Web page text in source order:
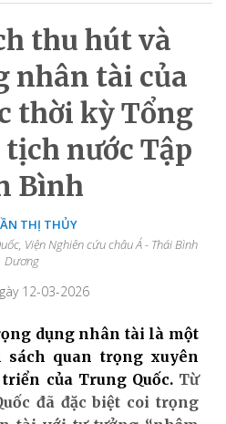
thu hút và
nhân tài của
thời kỳ Tổng
nước Tập
Bình
THỊ THỦY
Viện Nghiên cứu châu Á - Thái Bình
Dương
12-03-2026
dụng nhân tài là một
quan trọng xuyên
của Trung Quốc. Từ
đã đặc biệt coi trọng